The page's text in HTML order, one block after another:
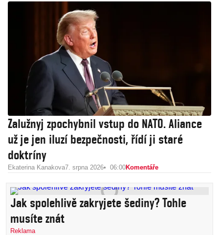
Zalužnyj zpochybnil vstup do NATO. Aliance
už je jen iluzí bezpečnosti, řídí ji staré
doktríny
Ekaterina Kanakova7. srpna 2026 06:00Komentáře
Jak spolehlivě zakryjete šediny? Tohle
musíte znát
Reklama